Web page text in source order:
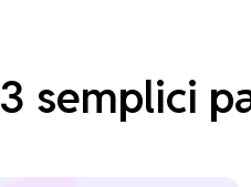
3 semplici